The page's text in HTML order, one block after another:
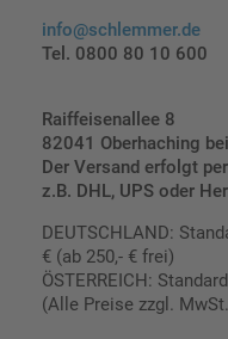
info@schlemmer.de
Tel. 0800 80 10 600
Raiffeisenallee 8
82041 Oberhaching
Der Versand erfolgt
z.B. DHL, UPS oder
DEUTSCHLAND:
€ (ab 250,- € frei)
ÖSTERREICH:
(Alle Preise zzgl.